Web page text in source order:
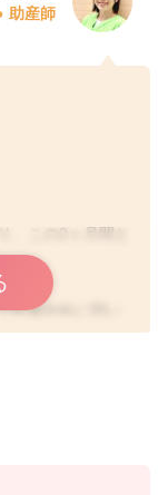
助産師
、この2ヶ月間と
乳腺外科に問い
何も気になる症
いかもしれませ